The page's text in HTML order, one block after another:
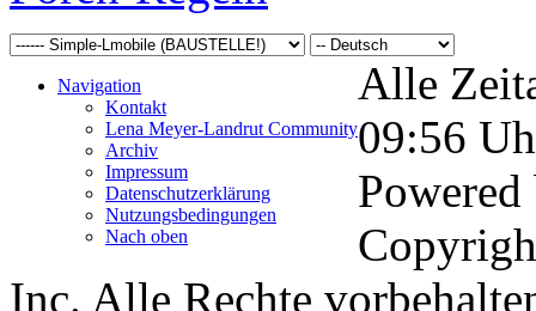
Navigation
Kontakt
Lena Meyer-Landrut Community
Archiv
Impressum
Datenschutzerklärung
Nutzungsbedingungen
Nach oben
Alle
09:56
Inc. Alle Rechte